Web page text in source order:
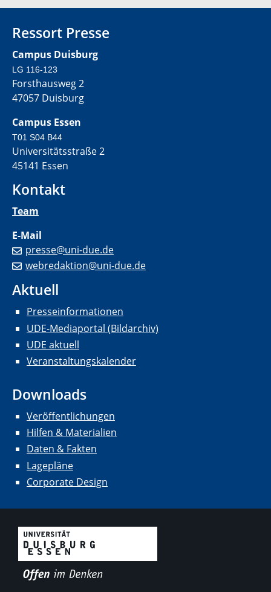
Ressort Presse
Campus Duisburg
LG 116-123
Forsthausweg 2
47057 Duisburg
Campus Essen
T01 S04 B44
Universitätsstraße 2
45141 Essen
Kontakt
Team
E-Mail
presse@uni-due.de
webredaktion@uni-due.de
Aktuell
Presseinformationen
UDE-Mediaportal (Bildarchiv)
UDE aktuell
Veranstaltungskalender
Downloads
Veröffentlichungen
Hilfen & Materialien
Daten & Fakten
Lagepläne
Corporate Design